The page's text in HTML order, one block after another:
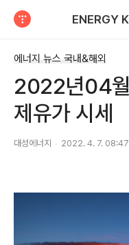
에너지 뉴스 국내&해외
2022년04
제유가 시세
대성에너지 2022. 4. 7. 08:47